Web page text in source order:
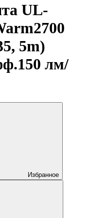
UL-
5m)
лм/
Избранное